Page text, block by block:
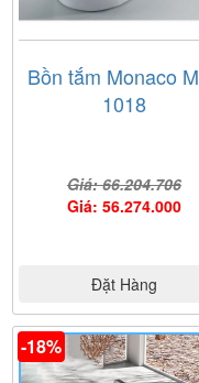
Bồn tắm Monaco
1018
Giá: 66.204.706
Giá: 56.274.000
Đặt Hàng
-18%